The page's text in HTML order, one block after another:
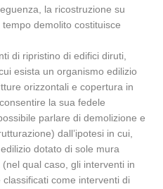
la ricostruzione su
demolito costituisce
di ripristino di edifici diruti,
esista un organismo edilizio
orizzontali e copertura in
la sua fedele
parlare di demolizione e
dall’ipotesi in cui,
dotato di sole mura
qual caso, gli interventi in
come interventi di